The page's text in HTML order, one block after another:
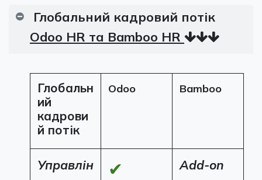
Глобальний кадровий потік
Odoo HR та Bamboo HR
Глобальн
ий
кадрови
й потік
Odoo Bamboo
Управлін
✔ Add-on